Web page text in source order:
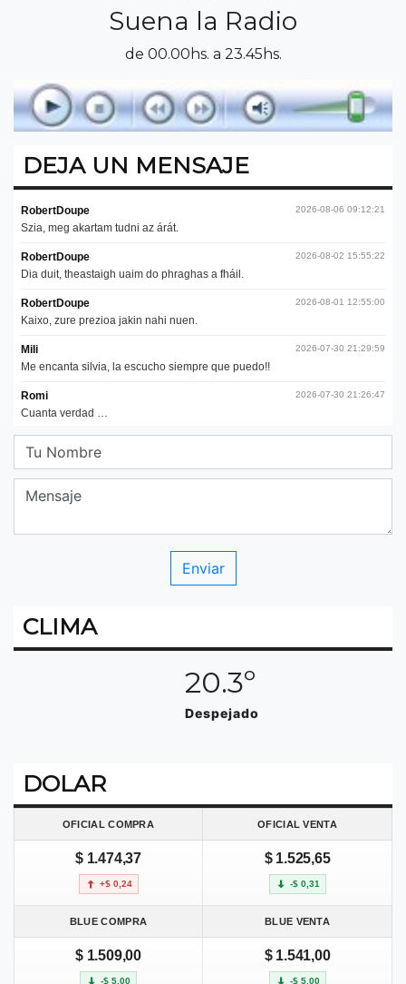
Suena la Radio
de 00.00hs. a 23.45hs.
DEJA UN MENSAJE
CLIMA
20.3º
Despejado
DOLAR
OFICIAL COMPRA OFICIAL VENTA
$ 1.474,37
+$ 0,24
$ 1.525,65
-$ 0,31
BLUE COMPRA BLUE VENTA
$ 1.509,00
-$ 5,00
$ 1.541,00
-$ 5,00